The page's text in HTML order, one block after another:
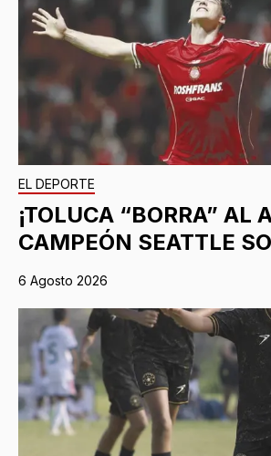
EL DEPORTE
¡TOLUCA “BORRA” AL
CAMPEÓN SEATTLE
6 Agosto 2026